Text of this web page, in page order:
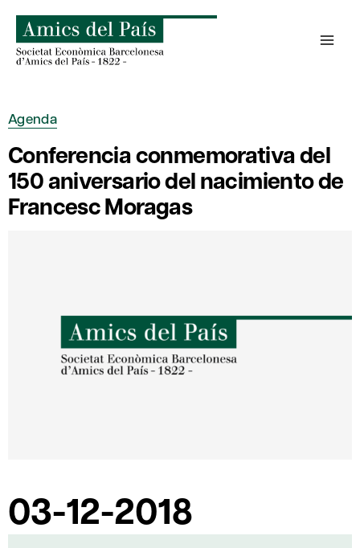
contenido
Agenda
Conferencia conmemorativa del
150 aniversario del nacimiento de
Francesc Moragas
03-12-2018